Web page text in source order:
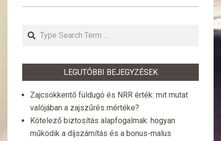
Search
LEGUTÓBBI BEJEGYZÉSEK
Zajcsökkentő füldugó és NRR érték: mit mutat
valójában a zajszűrés mértéke?
Kötelező biztosítás alapfogalmak: hogyan
működik a díjszámítás és a bonus-malus